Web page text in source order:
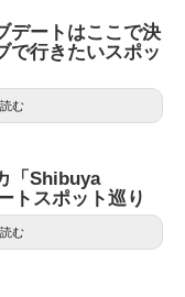
デートはここで決
で行きたいスポッ
む
「Shibuya
トスポット巡り
む